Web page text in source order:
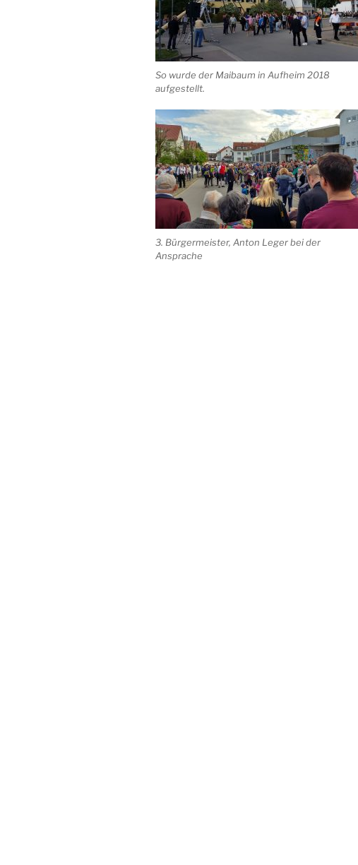
So wurde der Maibaum in Aufheim 2018
aufgestellt.
3. Bürgermeister, Anton Leger bei der
Ansprache